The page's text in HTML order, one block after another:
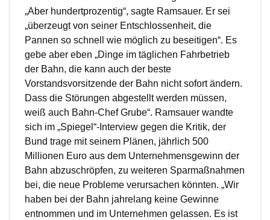
„Aber hundertprozentig“, sagte Ramsauer. Er sei
„überzeugt von seiner Entschlossenheit, die
Pannen so schnell wie möglich zu beseitigen“. Es
gebe aber eben „Dinge im täglichen Fahrbetrieb
der Bahn, die kann auch der beste
Vorstandsvorsitzende der Bahn nicht sofort ändern.
Dass die Störungen abgestellt werden müssen,
weiß auch Bahn-Chef Grube“. Ramsauer wandte
sich im „Spiegel“-Interview gegen die Kritik, der
Bund trage mit seinem Plänen, jährlich 500
Millionen Euro aus dem Unternehmensgewinn der
Bahn abzuschröpfen, zu weiteren Sparmaßnahmen
bei, die neue Probleme verursachen könnten. „Wir
haben bei der Bahn jahrelang keine Gewinne
entnommen und im Unternehmen gelassen. Es ist